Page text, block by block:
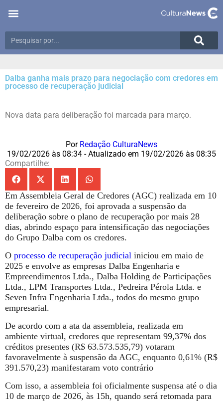
Dalba ganha mais prazo para negociação com credores em
processo de recuperação judicial
Nova data para deliberação foi marcada para março.
Por Redação CulturaNews
19/02/2026 às 08:34 - Atualizado em 19/02/2026 às 08:35
Compartilhe:
Em Assembleia Geral de Credores (AGC) realizada em 10
de fevereiro de 2026, foi aprovada a suspensão da
deliberação sobre o plano de recuperação por mais 28
dias, abrindo espaço para intensificação das negociações
do Grupo Dalba com os credores.
O processo de recuperação judicial iniciou em maio de
2025 e envolve as empresas Dalba Engenharia e
Empreendimentos Ltda., Dalba Holding de Participações
Ltda., LPM Transportes Ltda., Pedreira Pérola Ltda. e
Seven Infra Engenharia Ltda., todos do mesmo grupo
empresarial.
De acordo com a ata da assembleia, realizada em
ambiente virtual, credores que representam 99,37% dos
créditos presentes (R$ 63.573.535,79) votaram
favoravelmente à suspensão da AGC, enquanto 0,61% (R$
391.570,23) manifestaram voto contrário
Com isso, a assembleia foi oficialmente suspensa até o dia
10 de março de 2026, às 15h, quando será retomada para